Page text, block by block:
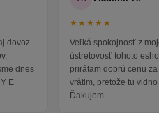
dovoz
dnes
E
★★★★★
Veľká spokojnosť z
ústretovosť tohoto
prirátam dobrú cenu
vrátim, pretože tu
Ďakujem.